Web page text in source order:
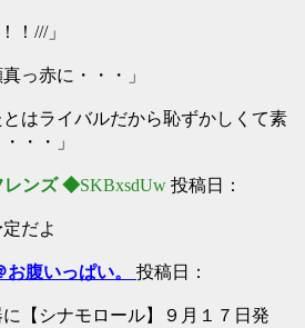
！///」
っ赤に・・・」
はライバルだから恥ずかしくて素
・・」
レンズ ◆SKBxsdUw 投稿日：
だよ
お腹いっぱい。 投稿日：
【シナモロール】９月１７日発